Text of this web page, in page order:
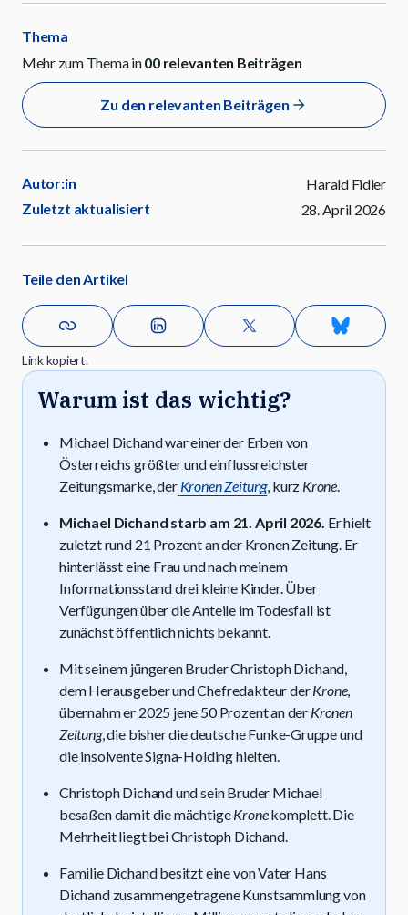
Thema
Mehr zum Thema in00 relevanten Beiträgen
Zu den relevanten Beiträgen
Autor:in
Harald Fidler
Zuletzt aktualisiert
28. April 2026
Teile den Artikel
Link kopiert.
Warum ist das wichtig?
Michael Dichand war einer der Erben von
Österreichs größter und einflussreichster
Zeitungsmarke, der Kronen Zeitung, kurz Krone.
Michael Dichand starb am 21. April 2026. Er hielt
zuletzt rund 21 Prozent an der Kronen Zeitung. Er
hinterlässt eine Frau und nach meinem
Informationsstand drei kleine Kinder. Über
Verfügungen über die Anteile im Todesfall ist
zunächst öffentlich nichts bekannt.
Mit seinem jüngeren Bruder Christoph Dichand,
dem Herausgeber und Chefredakteur derKrone,
übernahm er 2025 jene 50 Prozent an der Kronen
Zeitung, die bisher die deutsche Funke-Gruppe und
die insolvente Signa-Holding hielten.
Christoph Dichand und sein Bruder Michael
besaßen damit die mächtigeKronekomplett. Die
Mehrheit liegt bei Christoph Dichand.
Familie Dichand besitzt eine von Vater Hans
Dichand zusammengetragene Kunstsammlung von